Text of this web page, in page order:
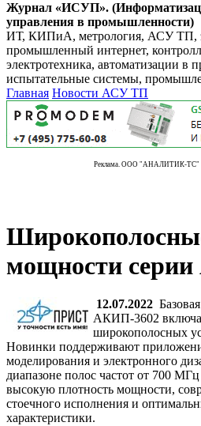
Журнал «ИСУП».
управления в промышленности)
ИТ, КИПиА, метрология, АСУ ТП,
промышленный интернет,
электротехника, автоматизации в
испытательные системы,
Главная Новости АСУ ТП
Реклама. ООО "АНАЛИТИК-ТС"
мощности
12.07.2022
АКИП-3602
широкополосных
Новинки поддерживают
моделирования и электронного
диапазоне полос частот от 700
высокую плотность мощности,
стоечного исполнения и
характеристики.